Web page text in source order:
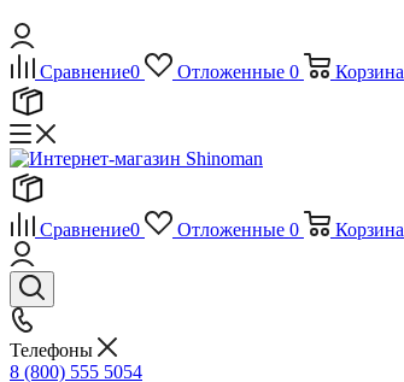
Сравнение0 Отложенные 0 Корзина
Сравнение0 Отложенные 0 Корзина
Телефоны
8 (800) 555 5054